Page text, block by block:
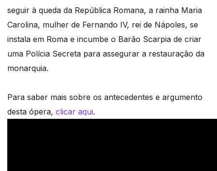
seguir à queda da República Romana, a rainha Maria
Carolina, mulher de Fernando IV, rei de Nápoles, se
instala em Roma e incumbe o Barão Scarpia de criar
uma Polícia Secreta para assegurar a restauração da
monarquia.
Para saber mais sobre os antecedentes e argumento
desta ópera, clicar aqui.